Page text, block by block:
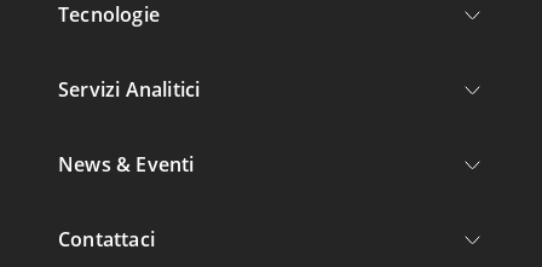
Tecnologie
Servizi Analitici
News & Eventi
Contattaci